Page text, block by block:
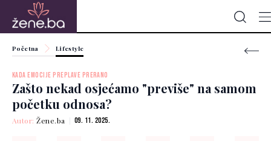
Početna Lifestyle
KADA EMOCIJE PREPLAVE PRERANO
Zašto nekad osjećamo "previše" na samom
početku odnosa?
Autor:Žene.ba 09. 11. 2025.